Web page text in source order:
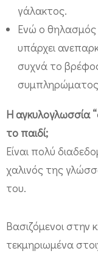
γάλακτος.
Ενώ ο θηλασμός
υπάρχει
συχνά το
Η αγκυλογλωσσία
το παιδί;
Είναι πολύ
χαλινός της
του.
Βασιζόμενοι στην
τεκμηριωμένα